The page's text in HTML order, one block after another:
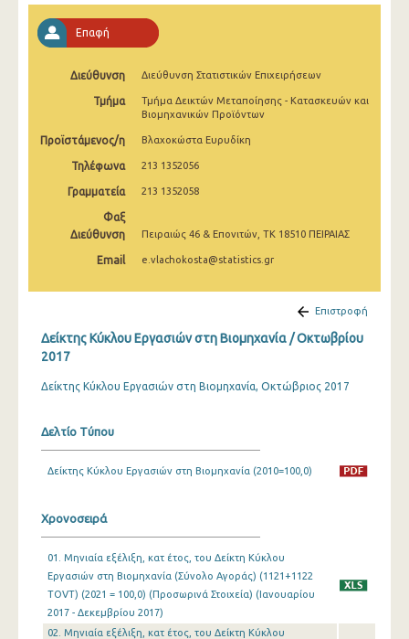
Αυγούστου 2025
Ιουλίου 2025
Ιουνίου 2025
Μαΐου 2025
Μαρτίου 2025
Φεβρουαρίου 2025
Νοεμβρίου 2024
Αυγούστου 2024
Ιουλίου 2024
Μαΐου 2024
Απριλίου 2024
Επαφή
Διεύθυνση Διεύθυνση Στατιστικών Επιχειρήσεων
Τμήμα
Τμήμα Δεικτών Μεταποίησης - Κατασκευών και
Βιομηχανικών Προϊόντων
Προϊστάμενος/η Βλαχοκώστα Ευρυδίκη
Τηλέφωνα 213 1352056
Γραμματεία 213 1352058
Φαξ
Διεύθυνση
Πειραιώς 46 & Επονιτών, ΤΚ 18510 ΠΕΙΡΑΙΑΣ
Email e.vlachokosta@statistics.gr
Επιστροφή
Δείκτης Κύκλου Εργασιών στη Βιομηχανία / Οκτωβρίου
2017
Δείκτης Κύκλου Εργασιών στη Βιομηχανία, Οκτώβριος 2017
Δελτίο Τύπου
Δείκτης Κύκλου Εργασιών στη Βιομηχανία (2010=100,0)
Χρονοσειρά
01. Μηνιαία εξέλιξη, κατ έτος, του Δείκτη Κύκλου
Εργασιών στη Βιομηχανία (Σύνολο Αγοράς) (1121+1122
TOVT) (2021 = 100,0) (Προσωρινά Στοιχεία) (Ιανουαρίου
2017 - Δεκεμβρίου 2017)
02. Μηνιαία εξέλιξη, κατ έτος, του Δείκτη Κύκλου